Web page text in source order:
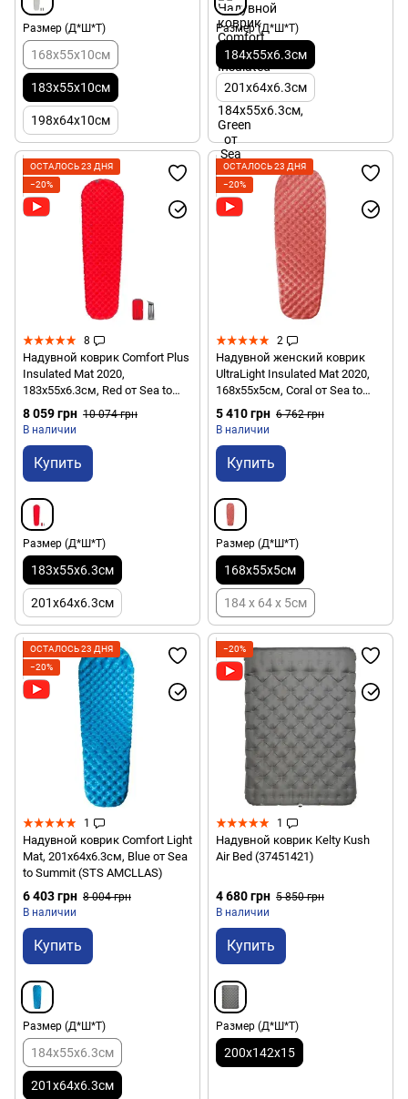
Размер (Д*Ш*Т)
168x55x10см
183x55x10см
198x64x10см
Размер (Д*Ш*Т)
184x55x6.3см
201x64x6.3см
ОСТАЛОСЬ 23 ДНЯ
−20%
8
Надувной коврик Comfort Plus
Insulated Mat 2020,
183х55х6.3см, Red от Sea to
Summit (STS AMCPINS_R)
8 059 грн 10 074 грн
В наличии
Купить
Размер (Д*Ш*Т)
183x55x6.3см
201x64x6.3см
ОСТАЛОСЬ 23 ДНЯ
−20%
2
Надувной женский коврик
UltraLight Insulated Mat 2020,
168х55х5см, Coral от Sea to
Summit (STS AMULINS_WR)
5 410 грн 6 762 грн
В наличии
Купить
Размер (Д*Ш*Т)
168x55x5см
184 x 64 х 5см
ОСТАЛОСЬ 23 ДНЯ
−20%
1
Надувной коврик Comfort Light
Mat, 201х64х6.3см, Blue от Sea
to Summit (STS AMCLLAS)
6 403 грн 8 004 грн
В наличии
Купить
Размер (Д*Ш*Т)
184x55x6.3см
201x64x6.3см
−20%
1
Надувной коврик Kelty Kush
Air Bed (37451421)
4 680 грн 5 850 грн
В наличии
Купить
Размер (Д*Ш*Т)
200x142x15